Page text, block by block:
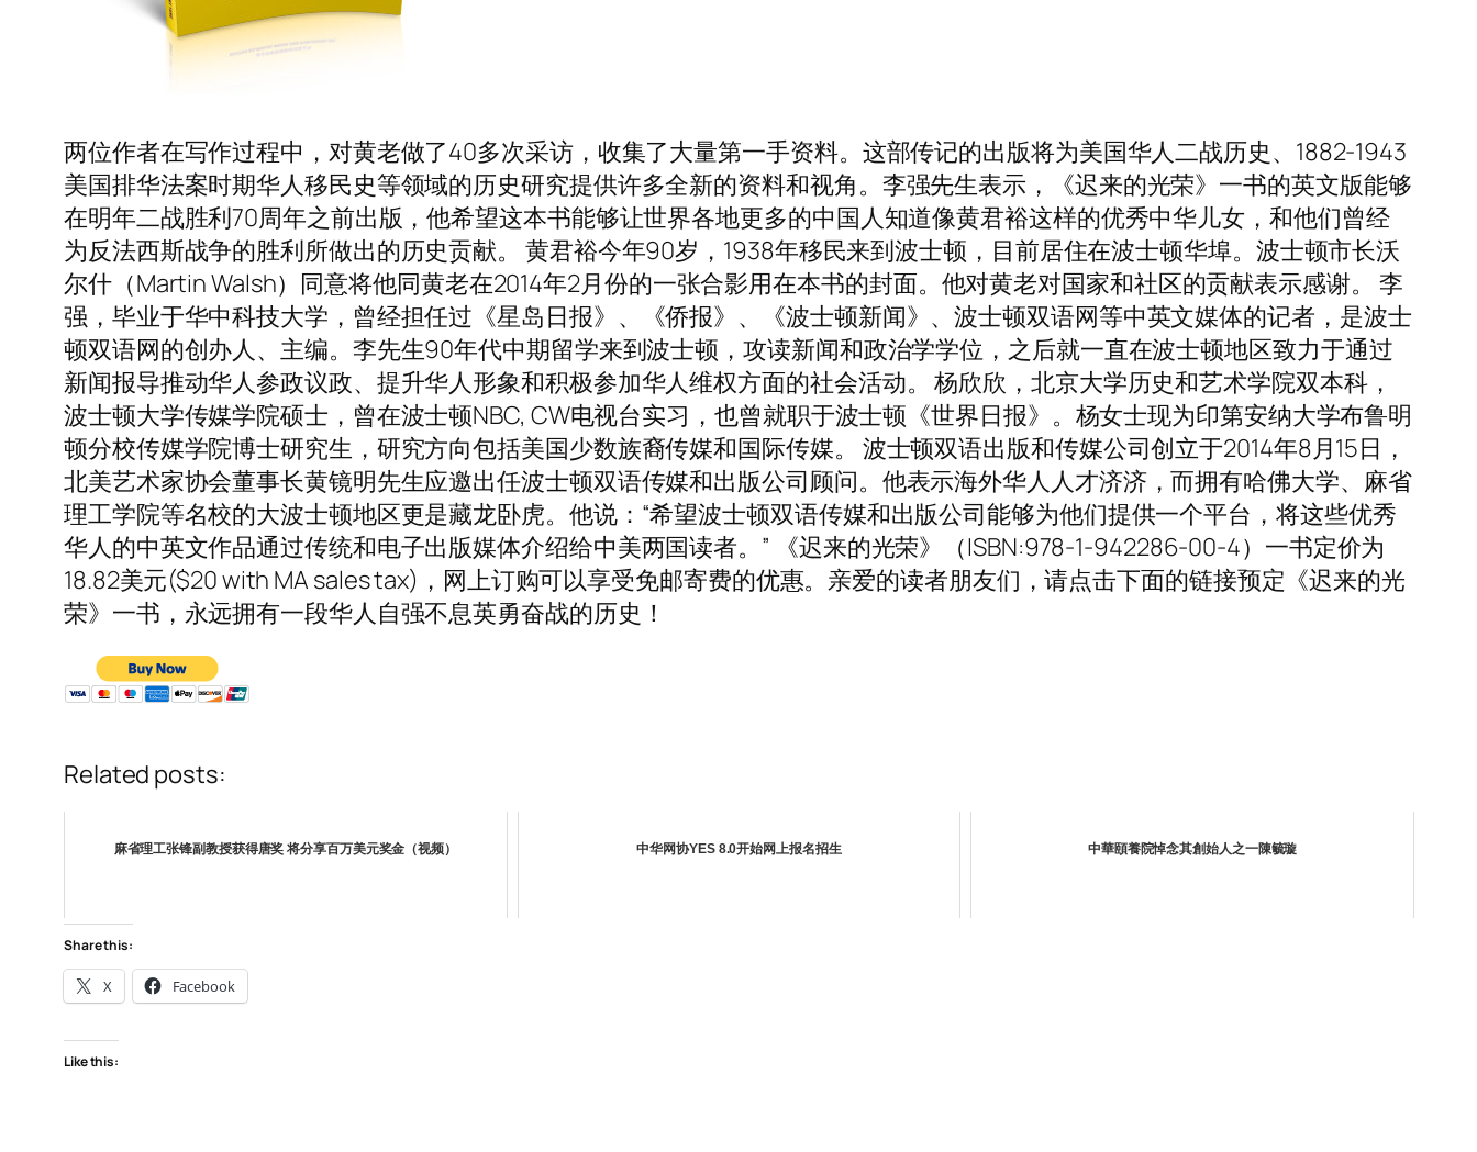
两位作者在写作过程中，对黄老做了40多次采访，收集了大量第一手资料。这部传记的出版将为美国华人二战历史、1882-1943
美国排华法案时期华人移民史等领域的历史研究提供许多全新的资料和视角。李强先生表示，《迟来的光荣》一书的英文版能够
在明年二战胜利70周年之前出版，他希望这本书能够让世界各地更多的中国人知道像黄君裕这样的优秀中华儿女，和他们曾经
为反法西斯战争的胜利所做出的历史贡献。 黄君裕今年90岁，1938年移民来到波士顿，目前居住在波士顿华埠。波士顿市长沃
尔什（Martin Walsh）同意将他同黄老在2014年2月份的一张合影用在本书的封面。他对黄老对国家和社区的贡献表示感谢。 李
强，毕业于华中科技大学，曾经担任过《星岛日报》、《侨报》、《波士顿新闻》、波士顿双语网等中英文媒体的记者，是波士
顿双语网的创办人、主编。李先生90年代中期留学来到波士顿，攻读新闻和政治学学位，之后就一直在波士顿地区致力于通过
新闻报导推动华人参政议政、提升华人形象和积极参加华人维权方面的社会活动。 杨欣欣，北京大学历史和艺术学院双本科，
波士顿大学传媒学院硕士，曾在波士顿NBC, CW电视台实习，也曾就职于波士顿《世界日报》。杨女士现为印第安纳大学布鲁明
顿分校传媒学院博士研究生，研究方向包括美国少数族裔传媒和国际传媒。 波士顿双语出版和传媒公司创立于2014年8月15日，
北美艺术家协会董事长黄镜明先生应邀出任波士顿双语传媒和出版公司顾问。他表示海外华人人才济济，而拥有哈佛大学、麻省
理工学院等名校的大波士顿地区更是藏龙卧虎。他说：“希望波士顿双语传媒和出版公司能够为他们提供一个平台，将这些优秀
华人的中英文作品通过传统和电子出版媒体介绍给中美两国读者。” 《迟来的光荣》（ISBN:978-1-942286-00-4）一书定价为
18.82美元($20 with MA sales tax)，网上订购可以享受免邮寄费的优惠。亲爱的读者朋友们，请点击下面的链接预定《迟来的光
荣》一书，永远拥有一段华人自强不息英勇奋战的历史！
Related posts:
麻省理工张锋副教授获得唐奖 将分享百万美元奖金（视频） 中华网协YES 8.0开始网上报名招生 中華頤養院悼念其創始人之一陳毓璇
Share this:
X Facebook
Like this: